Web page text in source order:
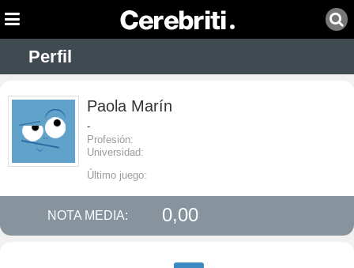
Perfil
Paola Marín
-
Profesión:
Universidad:
Último juego:
NOTA MEDIA: 0,00